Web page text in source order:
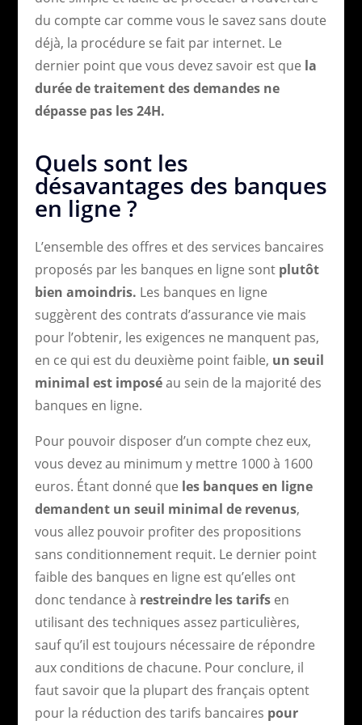
du compte car comme vous le savez sans doute
déjà, la procédure se fait par internet. Le
dernier point que vous devez savoir est que la
durée de traitement des demandes ne
dépasse pas les 24H.
Quels sont les
désavantages des banques
en ligne ?
L’ensemble des offres et des services bancaires
proposés par les banques en ligne sontplutôt
bien amoindris. Les banques en ligne
suggèrent des contrats d’assurance vie mais
pour l’obtenir, les exigences ne manquent pas,
en ce qui est du deuxième point faible, un seuil
minimal est imposéau sein de la majorité des
banques en ligne.
Pour pouvoir disposer d’un compte chez eux,
vous devez au minimum y mettre 1000 à 1600
euros. Étant donné que les banques en ligne
demandent un seuil minimal de revenus,
vous allez pouvoir profiter des propositions
sans conditionnement requit. Le dernier point
faible des banques en ligne est qu’elles ont
donc tendance à restreindre les tarifs en
utilisant des techniques assez particulières,
sauf qu’il est toujours nécessaire de répondre
aux conditions de chacune. Pour conclure, il
faut savoir que la plupart des français optent
pour la réduction des tarifs bancaires pour